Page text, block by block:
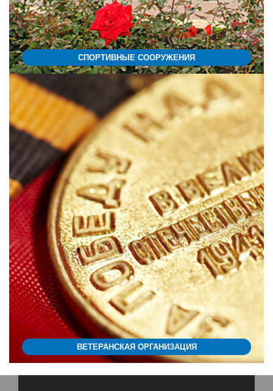
СПОРТИВНЫЕ СООРУЖЕНИЯ
ВЕТЕРАНСКАЯ ОРГАНИЗАЦИЯ